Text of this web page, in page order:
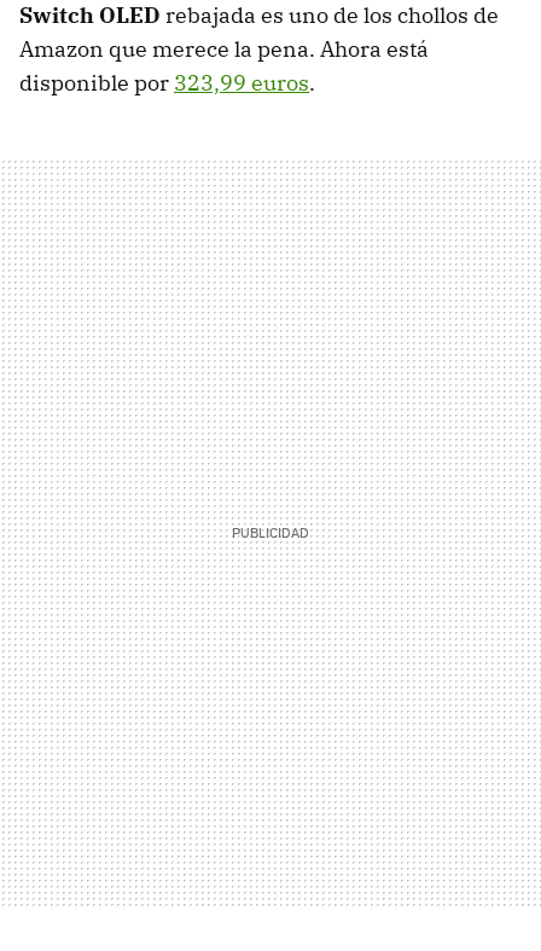
Switch OLED rebajada es uno de los chollos de
Amazon que merece la pena. Ahora está
disponible por 323,99 euros.